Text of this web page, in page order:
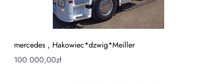
mercedes , Hakowiec*dzwig*Meiller
100 000,00zł